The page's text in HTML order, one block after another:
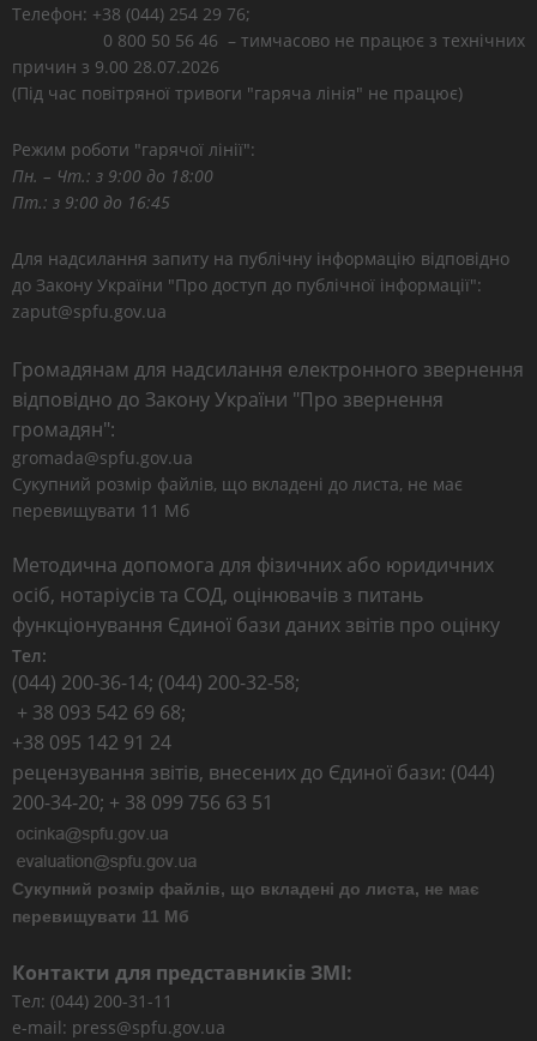
Телефон: +38 (044) 254 29 76;
0 800 50 56 46 – тимчасово не працює з технічних
причин з 9.00 28.07.2026
(Під час повітряної тривоги "гаряча лінія" не працює)
Режим роботи "гарячої лінії":
Пн. – Чт.: з 9:00 до 18:00
Пт.: з 9:00 до 16:45
Для надсилання запиту на публічну інформацію відповідно
до Закону України "Про доступ до публічної інформації":
zaput@spfu.gov.ua
Громадянам для надсилання електронного звернення
відповідно до Закону України "Про звернення
громадян":
gromada@spfu.gov.ua
Сукупний розмір файлів, що вкладені до листа, не має
перевищувати 11 Мб
Методична допомога для фізичних або юридичних
осіб, нотаріусів та СОД, оцінювачів з питань
функціонування Єдиної бази даних звітів про оцінку
Тел:
(044) 200-36-14; (044) 200-32-58;
+ 38 093 542 69 68;
+38 095 142 91 24
рецензування звітів, внесених до Єдиної бази: (044)
200-34-20; + 38 099 756 63 51
Сукупний розмір файлів, що вкладені до листа, не має
перевищувати 11 Мб
Контакти для представників ЗМІ:
Тел: (044) 200-31-11
e-mail: press@spfu.gov.ua